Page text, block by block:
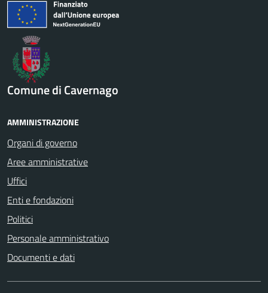
Comune di Cavernago
AMMINISTRAZIONE
Organi di governo
Aree amministrative
Uffici
Enti e fondazioni
Politici
Personale amministrativo
Documenti e dati